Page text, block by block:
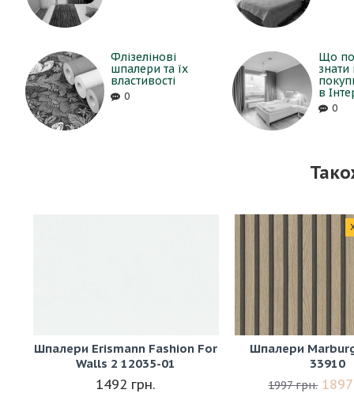
Флізелінові
шпалери та їх
властивості
0
Що
знати
в
0
Шпалери Erismann Fashion For
Walls 2 12035-01
1492 грн.
Шпалери
33910
1997 грн.